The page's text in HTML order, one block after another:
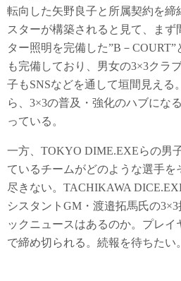
転向した矢野良子と所属契約を締
スターが構築されると見て、まず
ター照明を完備した”B－
も完備しており、男女の3×3クラ
子もSNSなどを通して垣間見える
ら、3×3の普及・強化のハブにな
っている。
一方、TOKYO DIME.EXEらの男
ているチームがどのような選手
尽きない。TACHIKAWA
シスタントGM・渡邉拓馬氏の
ックニュースはあるのか。プレイ
で締め切られる。続報を待ちたい。